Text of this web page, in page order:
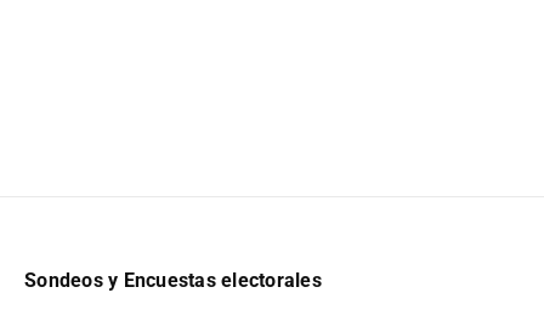
Sondeos y Encuestas electorales